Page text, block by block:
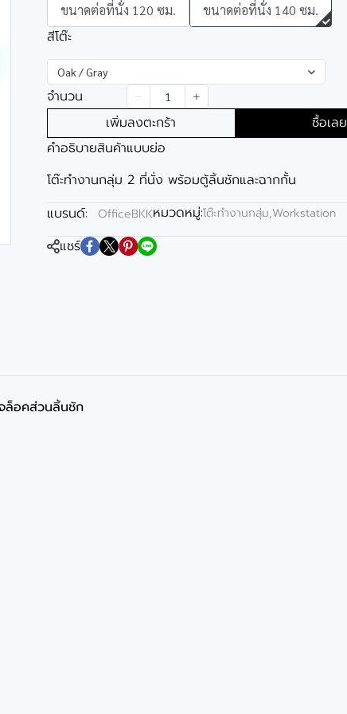
ขนาดต่อที่นั่ง 120 ซม. ขนาดต่อที่นั่ง 140 ซม.
สีโต๊ะ
Oak / Gray
จำนวน
เพิ่มลงตะกร้า
ซื้อเลย
คำอธิบายสินค้าแบบย่อ
โต๊ะทำงานกลุ่ม 2 ที่นั่ง พร้อมตู้ลิ้นชักและฉากกั้น
แบรนด์:
OfficeBKKหมวดหมู่:โต๊ะทำงานกลุ่ม,Workstation
แชร์
ล็อคส่วนลิ้นชัก